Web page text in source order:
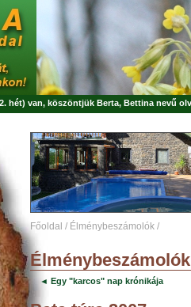
hét) van, köszöntjük Berta, Bettina nevű
Főoldal / Élménybeszámolók /
Élménybeszámolók
◄ Egy "karcos" nap krónikája